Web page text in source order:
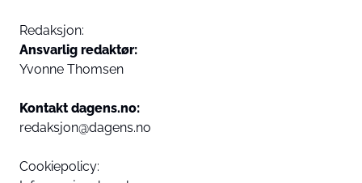
Redaksjon:
Ansvarlig redaktør:
Yvonne Thomsen
Kontakt dagens.no:
redaksjon@dagens.no
Cookiepolicy: